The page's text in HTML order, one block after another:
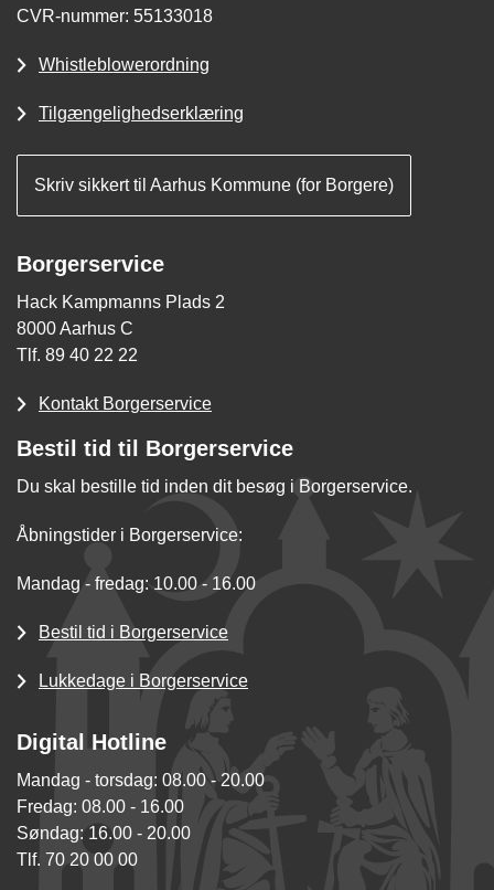
CVR-nummer: 55133018
Whistleblowerordning
Tilgængelighedserklæring
Skriv sikkert til Aarhus Kommune (for Borgere)
Borgerservice
Hack Kampmanns Plads 2
8000 Aarhus C
Tlf. 89 40 22 22
Kontakt Borgerservice
Bestil tid til Borgerservice
Du skal bestille tid inden dit besøg i Borgerservice.
Åbningstider i Borgerservice:
Mandag - fredag: 10.00 - 16.00
Bestil tid i Borgerservice
Lukkedage i Borgerservice
Digital Hotline
Mandag - torsdag: 08.00 - 20.00
Fredag: 08.00 - 16.00
Søndag: 16.00 - 20.00
Tlf. 70 20 00 00